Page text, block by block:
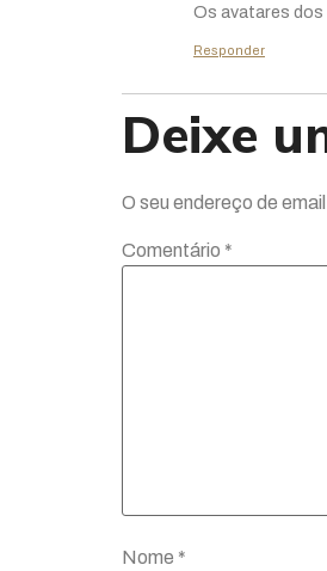
Os avatares
Responder
Deixe
O seu endereço de
Comentário *
Nome *